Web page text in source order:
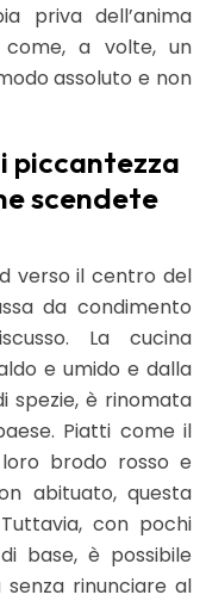
priva dell’anima
come, a volte, un
assoluto e non
piccantezza
scendete
verso il centro del
da condimento
La cucina
e umido e dalla
spezie, è rinomata
Piatti come il
brodo rosso e
abituato, questa
con pochi
base, è possibile
rinunciare al